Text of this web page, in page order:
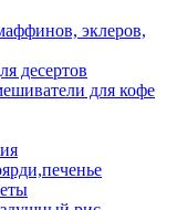
эклеров,
десертов
для кофе